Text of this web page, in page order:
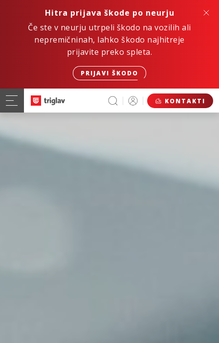
Hitra prijava škode po neurju
Če ste v neurju utrpeli škodo na vozilih ali
nepremičninah, lahko škodo najhitreje
prijavite preko spleta.
PRIJAVI ŠKODO
KONTAKTI